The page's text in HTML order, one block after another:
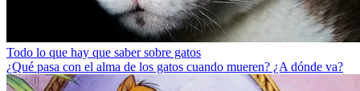
Todo lo que hay que saber sobre gatos
¿Qué pasa con el alma de los gatos cuando mueren? ¿A dónde va?